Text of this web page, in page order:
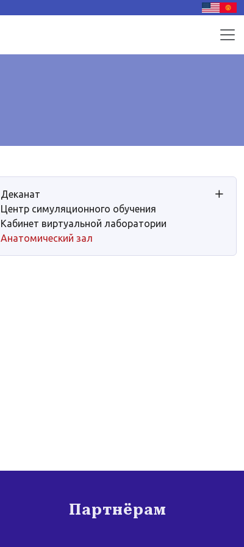
Деканат
Центр симуляционного обучения
Кабинет виртуальной лаборатории
Анатомический зал
Партнёрам